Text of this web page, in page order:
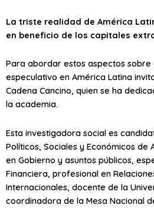
La triste realidad de América
en beneficio de los capitales
Para abordar estos aspectos sobre
especulativo en América Latina
Cadena Cancino, quien se ha
la academia.
Esta investigadora social es
Políticos, Sociales y Económicos de
en Gobierno y asuntos públicos,
Financiera, profesional en
Internacionales, docente de la
coordinadora de la Mesa Nacional